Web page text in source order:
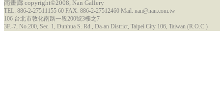
南畫廊 copyright©2008, Nan Gallery
TEL: 886-2-27511155 60 FAX: 886-2-27512460 Mail: nan@nan.com.tw
106 台北市敦化南路一段200號3樓之7
3F.-7, No.200, Sec. 1, Dunhua S. Rd., Da-an District, Taipei City 106, Taiwan (R.O.C.)